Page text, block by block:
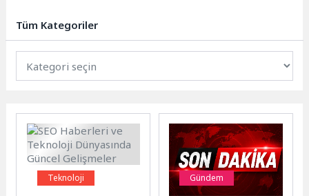
Tüm Kategoriler
Teknoloji Gündem